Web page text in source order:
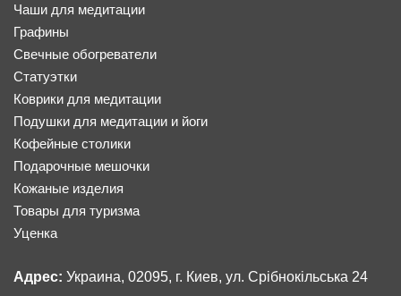
Чаши для медитации
Графины
Свечные обогреватели
Статуэтки
Коврики для медитации
Подушки для медитации и йоги
Кофейные столики
Подарочные мешочки
Кожаные изделия
Товары для туризма
Уценка
Адрес: Украина, 02095, г. Киев, ул. Срібнокільська 24